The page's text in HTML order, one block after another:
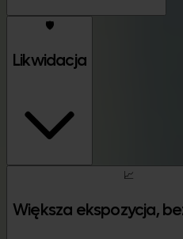
🛡️
Likwidacja
📈
Większa ekspozycja,